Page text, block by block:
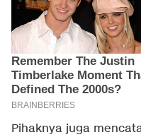
Pihaknya juga